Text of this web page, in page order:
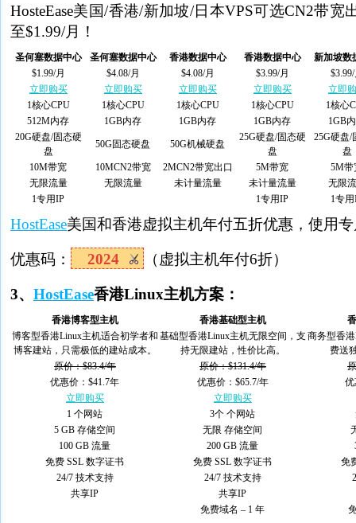
HosteEase美国/香港/新加坡/日本VPS可选CN2带
至$1.99/月！
圣何塞数据中心 圣何塞数据中心 香港数据中心 香港数据中心
新加坡数
$1.99/月
$4.08/月 $4.08/月 $3.99/月
立即购买
立即购买 立即购买 立即购买
立即
1核心CPU
1核心CPU 1核心CPU 1核心CPU
1核心
512M内存
1GB内存 1GB内存 1GB内存
1GB
20G硬盘/固态硬
盘
50G固态硬盘 50G机械硬盘
25G硬盘/固态硬
盘
25G硬盘/
盘
10M带宽
10MCN2带宽 2MCN2带宽出口 5M带宽
5M带
无限流量
无限流量 未计量流量 未计量流量
无限
1专用IP
1专用IP 1专
HostEase美国和香港虚拟主机年付五折优惠，使用
优惠码： 2024 （虚拟主机年付6折）
3、 HostEase香港Linux主机方案：
香港博客型主机 香港基础型主机
博客型香港Linux主机适合初学者和
博客建站，只需极低的建站成本。
基础型香港Linux主机无限空间，支
持无限建站，性价比高。
商务型香
费送
原价：$83.4/年
原价：$131.4/年
优惠价：$41.7年
优惠价：$65.7/年
优
立即购买
立即购买
1 个网站
3个 个网站
5 GB 存储空间
无限 存储空间
100 GB 流量
200 GB 流量
免费 SSL 数字证书
免费 SSL 数字证书
免
24/7 技术支持
24/7 技术支持
共享IP
共享IP
免费域名 – 1 年